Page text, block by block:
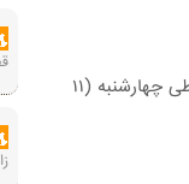
آسمان تهران فردا (۱۰ تیرماه) صاف در بعد از ظهر افزایش باد گاهی وزش باد شدید و احتمال گرد و خاک با حداقل دمای ۲۸ و حداکثر دمای ۴۰ درجه سانتیگراد و طی ‌چهارشنبه (۱۱